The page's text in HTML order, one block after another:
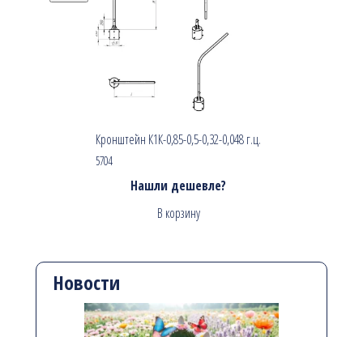
Кронштейн К1К-0,85-0,5-0,32-0,048 г.ц.
5704
Нашли дешевле?
В корзину
Новости